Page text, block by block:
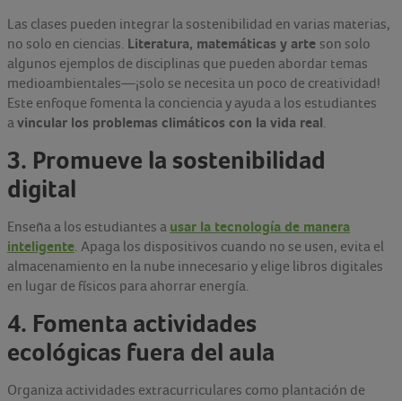
Las clases pueden integrar la sostenibilidad en varias materias,
no solo en ciencias. Literatura, matemáticas y arte son solo
algunos ejemplos de disciplinas que pueden abordar temas
medioambientales—¡solo se necesita un poco de creatividad!
Este enfoque fomenta la conciencia y ayuda a los estudiantes
avincular los problemas climáticos con la vida real.
3. Promueve la sostenibilidad
digital
Enseña a los estudiantes a usar la tecnología de manera
inteligente. Apaga los dispositivos cuando no se usen, evita el
almacenamiento en la nube innecesario y elige libros digitales
en lugar de físicos para ahorrar energía.
4. Fomenta actividades
ecológicas fuera del aula
Organiza actividades extracurriculares como plantación de